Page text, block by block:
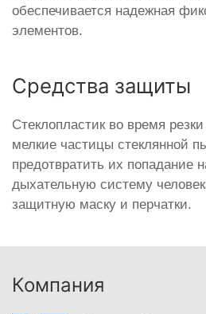
обеспечивается надежная
элементов.
Средства защиты
Стеклопластик во время
мелкие частицы стеклянной
предотвратить их попадание
дыхательную систему
защитную маску и перчатки.
Компания